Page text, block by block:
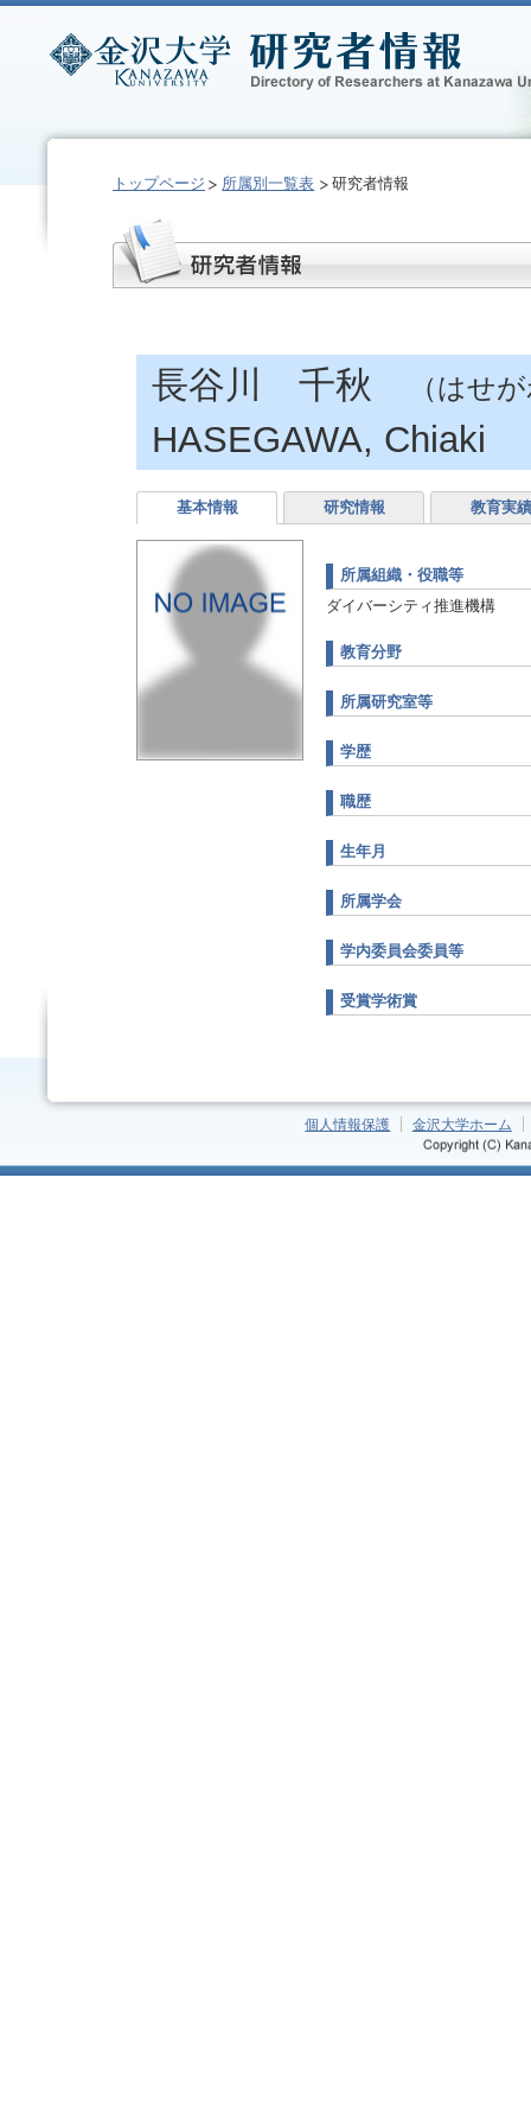
トップページ 所属別一覧表 研究者情報
長谷川 千秋 （はせ
HASEGAWA, Chiaki
基本情報 研究情報 教育実績
所属組織・役職等
ダイバーシティ推進機構
教育分野
所属研究室等
学歴
職歴
生年月
所属学会
学内委員会委員等
受賞学術賞
個人情報保護 金沢大学ホーム